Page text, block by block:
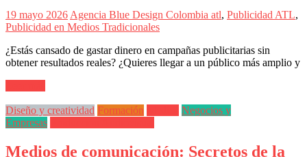
Tendencias,
Trendings,
Economía,
Diseño
Móviles,
Digitales,
Estrategias
Alianzas,
19 mayo 2026 Agencia Blue Design Colombia atl, Publicidad ATL,
Publicidad en Medios Tradicionales
¿Estás cansado de gastar dinero en campañas publicitarias sin
obtener resultados reales? ¿Quieres llegar a un público más amplio y
Diseño y creatividad Formación
Negocios y
Empresas
Medios de comunicación: Secretos de la